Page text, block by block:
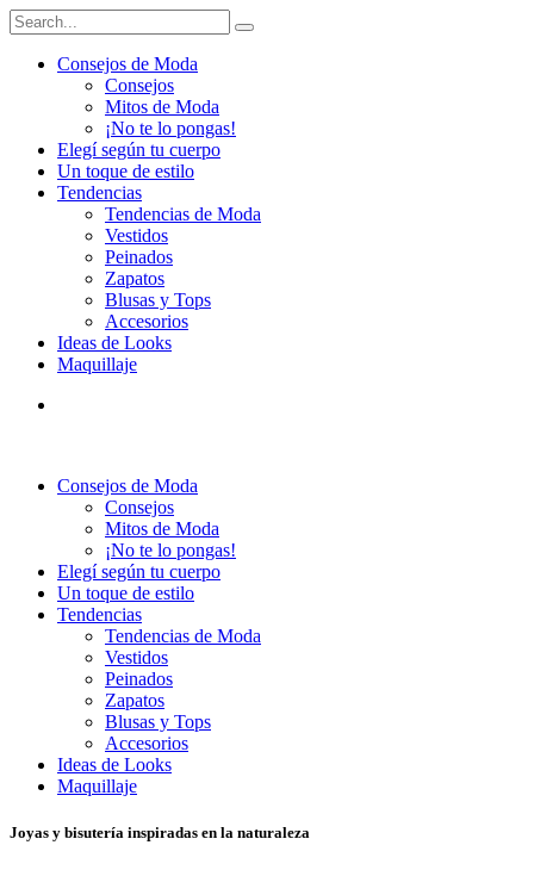
Consejos de Moda
Consejos
Mitos de Moda
¡No te lo pongas!
Elegí según tu cuerpo
Un toque de estilo
Tendencias
Tendencias de Moda
Vestidos
Peinados
Zapatos
Blusas y Tops
Accesorios
Ideas de Looks
Maquillaje
Consejos de Moda
Consejos
Mitos de Moda
¡No te lo pongas!
Elegí según tu cuerpo
Un toque de estilo
Tendencias
Tendencias de Moda
Vestidos
Peinados
Zapatos
Blusas y Tops
Accesorios
Ideas de Looks
Maquillaje
Joyas y bisutería inspiradas en la naturaleza